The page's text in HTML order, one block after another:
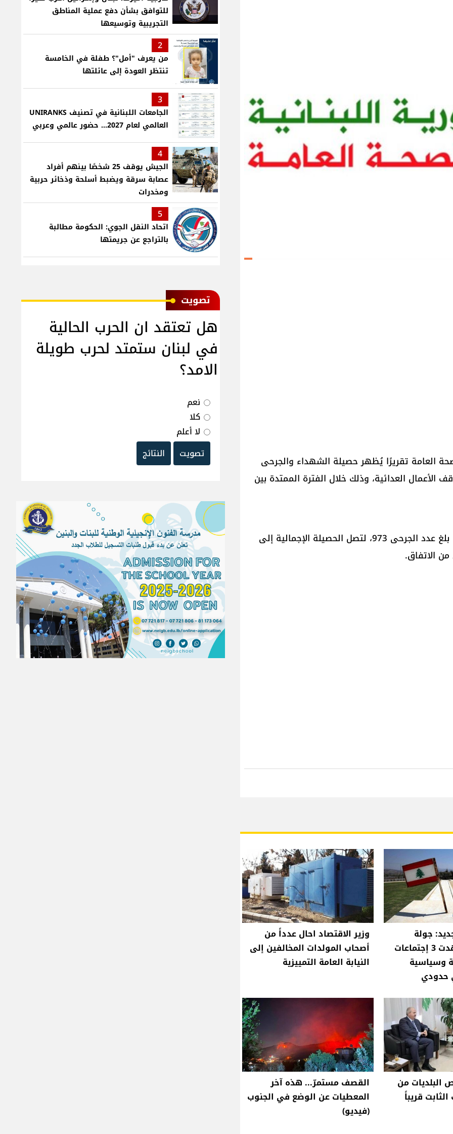
العامة تقريرًا يُظهر حصيلة الشهداء والجرحى
الأعمال العدائية، وذلك خلال الفترة الممتدة بين
وبحسب الأرقام الرسمية، بلغ عدد الشهداء 335، فيما بلغ عدد الجرحى 973، لتصل الحصيلة الإجمالية إلى
جولة
المفاوضات شهدت 3 إجتماعات
وسياسية
حدودي
وزير الاقتصاد احال عدداً من
أصحاب المولدات المخالفين إلى
النيابة العامة التمييزية
البلديات من
قريباً
القصف مستمرّ... هذه آخر
المعطيات عن الوضع في الجنوب
(فيديو)
للتوافق بشأن دفع عملية المناطق
التجريبية وتوسيعها
2
من يعرف "أمل"؟ طفلة في الخامسة
تنتظر العودة إلى عائلتها
3
الجامعات اللبنانية في تصنيف UNIRANKS
العالمي لعام 2027... حضور عالمي وعربي
4
الجيش يوقف 25 شخصًا بينهم أفراد
عصابة سرقة ويضبط أسلحة وذخائر حربية
ومخدرات
5
اتحاد النقل الجوي: الحكومة مطالبة
بالتراجع عن جريمتها
ﺗﺼﻮﻳﺖ
هل تعتقد ان الحرب الحالية
في لبنان ستمتد لحرب طويلة
الامد؟
نعم
كلا
لا أعلم
تصويت
النتائج